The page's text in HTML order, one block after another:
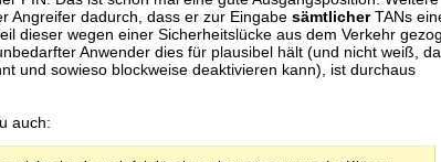
Angreifer dadurch, dass er zur EingabesämtlicherTANs
dieser wegen einer Sicherheitslücke aus dem Verkehr
Anwender dies für plausibel hält (und nicht weiß,
und sowieso blockweise deaktivieren kann), ist durchaus
auch: